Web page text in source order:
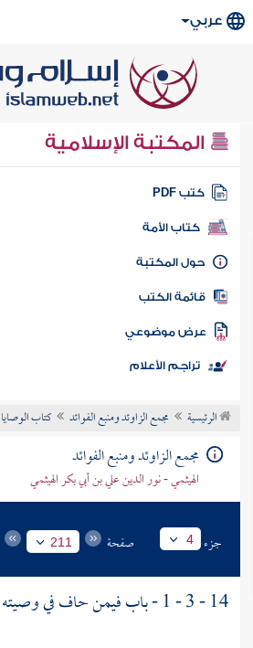
عربي
المكتبة الإسلامية
كتب PDF
كتاب الأمة
المكتبة
الكتب
موضوعي
تراجم الأعلام
الرئيسية مجمع الزاوئد ومنبع الفوائد كتاب الوصايا
مجمع الزاوئد ومنبع الفوائد
الهيثمي - نور الدين علي بن أبي بكر الهيثمي
جزء 4 صفحة 211
14 - 3 - 1 - باب فيمن حاف في وصيته .